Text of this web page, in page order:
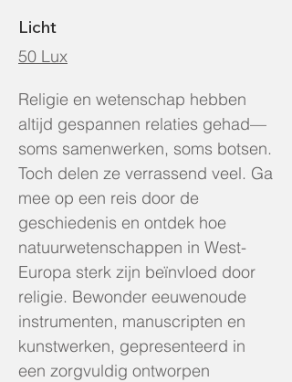
Licht
50 Lux
Religie en wetenschap hebben
altijd gespannen relaties gehad—
soms samenwerken, soms botsen.
Toch delen ze verrassend veel. Ga
mee op een reis door de
geschiedenis en ontdek hoe
natuurwetenschappen in West-
Europa sterk zijn beïnvloed door
religie. Bewonder eeuwenoude
instrumenten, manuscripten en
kunstwerken, gepresenteerd in
een zorgvuldig ontworpen